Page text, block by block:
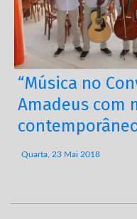
“Música no
Amadeus com
Quarta, 23 Mai 2018